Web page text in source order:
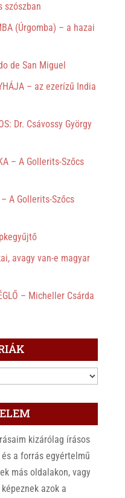
szószban
(Úrgomba) – a hazai
de San Miguel
– az ezerízű India
Dr. Csávossy György
– A Gollerits-Szőcs
– A Gollerits-Szőcs
avagy van-e magyar
– Micheller Csárda
kizárólag írásos
a forrás egyértelmű
más oldalakon, vagy
azok a